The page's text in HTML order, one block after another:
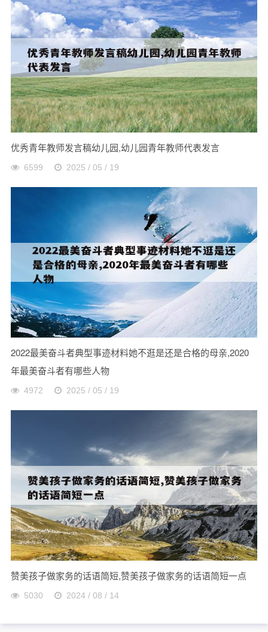
优秀青年教师发言稿幼儿园,幼儿园青年教师代表发言
6599 2025 / 05 / 19
2022最美奋斗者典型事迹材料她不逛是还是合格的母亲,2020
年最美奋斗者有哪些人物
4972 2025 / 05 / 19
赞美孩子做家务的话语简短,赞美孩子做家务的话语简短一点
5030 2024 / 08 / 14